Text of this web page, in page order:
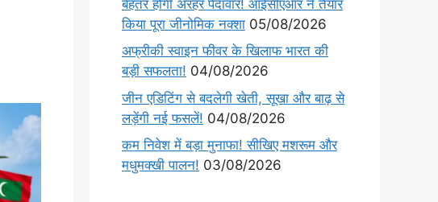
बेहतर होगी अरहर पैदावार! आईसीएआर ने तैयार
किया पूरा जीनोमिक नक्शा 05/08/2026
अफ्रीकी स्वाइन फीवर के खिलाफ भारत की
बड़ी सफलता! 04/08/2026
जीन एडिटिंग से बदलेगी खेती, सूखा और बाढ़ से
लड़ेंगी नई फसलें! 04/08/2026
कम निवेश में बड़ा मुनाफा! सीखिए मशरूम और
मधुमक्खी पालन! 03/08/2026